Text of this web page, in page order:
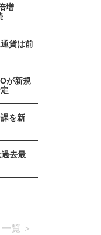
増
貨は前
が新規
を新
去最
一覧